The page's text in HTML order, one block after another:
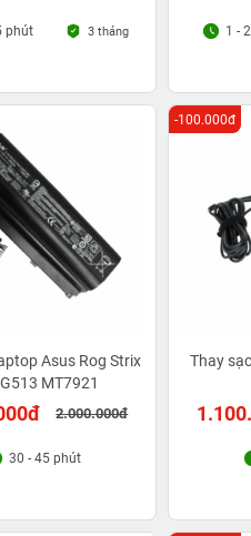
phút 3 tháng 1 -
Asus Rog Strix
MT7921
2.000.000đ
30 - 45 phút
Thay
-100.000đ